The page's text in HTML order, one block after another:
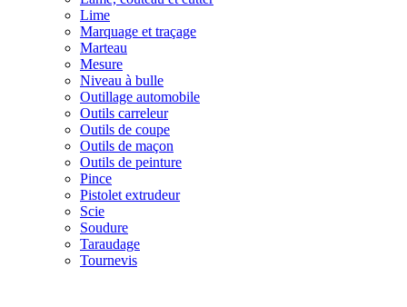
Lime
Marquage et traçage
Marteau
Mesure
Niveau à bulle
Outillage automobile
Outils carreleur
Outils de coupe
Outils de maçon
Outils de peinture
Pince
Pistolet extrudeur
Scie
Soudure
Taraudage
Tournevis